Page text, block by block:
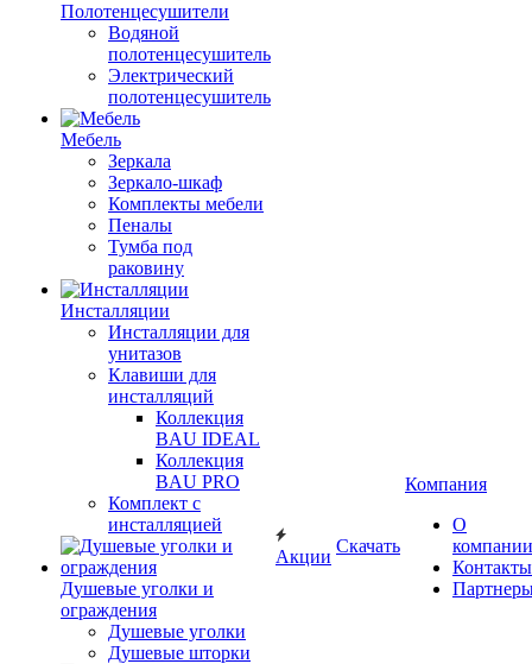
Полотенцесушители
Водяной
полотенцесушитель
Электрический
полотенцесушитель
Мебель
Зеркала
Зеркало-шкаф
Комплекты мебели
Пеналы
Тумба под
раковину
Инсталляции
Инсталляции для
унитазов
Клавиши для
инсталляций
Коллекция
BAU IDEAL
Коллекция
BAU PRO
Комплект с
инсталляцией
Душевые уголки и
ограждения
Душевые уголки
Душевые шторки
Акции
Скачать
Компания
О
компании
Контакты